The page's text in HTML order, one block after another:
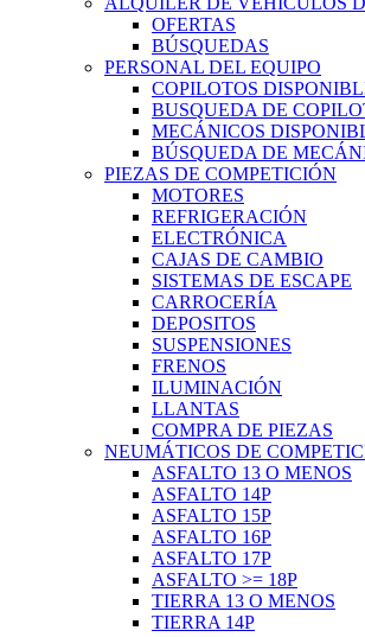
OFERTAS
BÚSQUEDAS
PERSONAL DEL EQUIPO
COPILOTOS
BUSQUEDA DE
MECÁNICOS
BÚSQUEDA DE
PIEZAS DE COMPETICIÓN
MOTORES
REFRIGERACIÓN
ELECTRÓNICA
CAJAS DE CAMBIO
SISTEMAS DE ESCAPE
CARROCERÍA
DEPOSITOS
SUSPENSIONES
FRENOS
ILUMINACIÓN
LLANTAS
COMPRA DE PIEZAS
NEUMÁTICOS DE
ASFALTO 13 O MENOS
ASFALTO 14P
ASFALTO 15P
ASFALTO 16P
ASFALTO 17P
ASFALTO >= 18P
TIERRA 13 O MENOS
TIERRA 14P